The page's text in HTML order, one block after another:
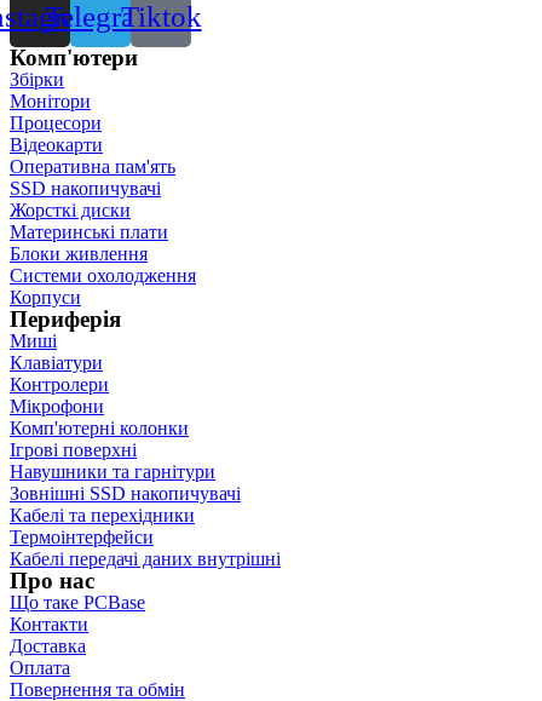
TelegramTiktok
Комп'ютери
Збірки
Монітори
Процесори
Відеокарти
Оперативна пам'ять
SSD накопичувачі
Жорсткі диски
Материнські плати
Блоки живлення
Системи охолодження
Корпуси
Периферія
Миші
Клавіатури
Контролери
Мікрофони
Комп'ютерні колонки
Ігрові поверхні
Навушники та гарнітури
Зовнішні SSD накопичувачі
Кабелі та перехідники
Термоінтерфейси
Кабелі передачі даних внутрішні
Про нас
Що таке PCBase
Контакти
Доставка
Оплата
Повернення та обмін